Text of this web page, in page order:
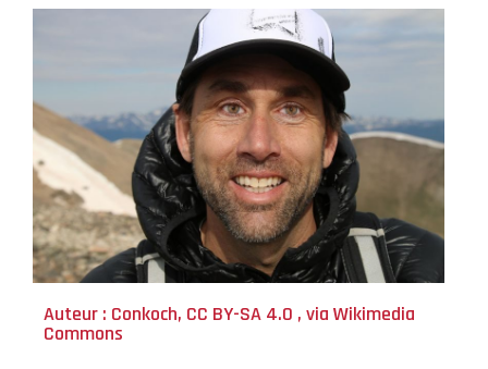
Auteur : Conkoch, CC BY-SA 4.0 , via Wikimedia
Commons